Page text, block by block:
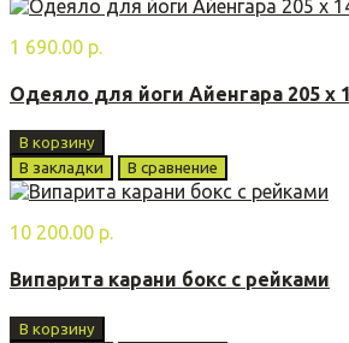
1 690.00 р.
Одеяло для йоги Айенгара 205 х
В корзину
В закладки
В сравнение
10 200.00 р.
Випарита карани бoкс с рейками
В корзину